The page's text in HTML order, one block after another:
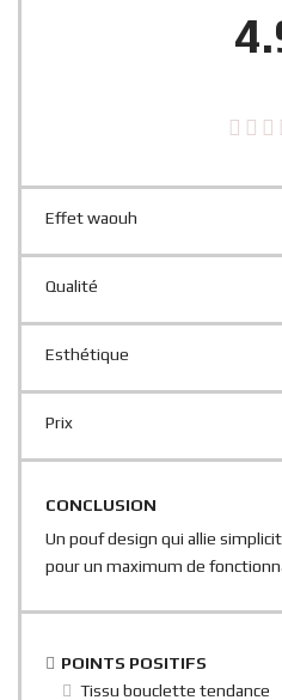
Effet waouh
Qualité
Esthétique
Prix
CONCLUSION
Un pouf design qui allie
pour un maximum de
POINTS POSITIFS
Tissu bouclette tendance